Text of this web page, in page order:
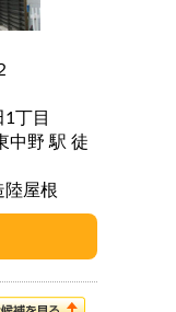
丁目
駅 徒
陸屋根